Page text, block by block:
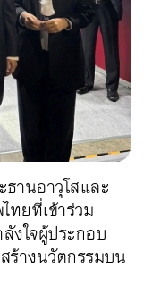
านอาวุโสและ
ทยที่เข้าร่วม
งใจผู้ประกอบ
ร้างนวัตกรรมบน